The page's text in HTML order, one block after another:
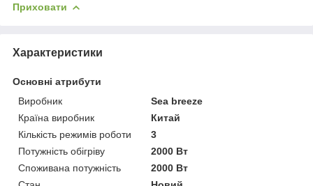
Приховати
Характеристики
Основні атрибути
Виробник
Sea breeze
Країна виробник
Китай
Кількість режимів роботи
3
Потужність обігріву
2000 Вт
Споживана потужність
2000 Вт